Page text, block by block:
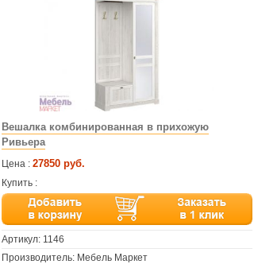
Вешалка комбинированная в прихожую
Ривьера
Цена : 27850 руб.
Купить :
Артикул: 1146
Производитель: Мебель Маркет